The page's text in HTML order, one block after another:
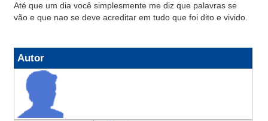
Até que um dia você simplesmente me diz que palavras se
vão e que nao se deve acreditar em tudo que foi dito e vivido.
Autor